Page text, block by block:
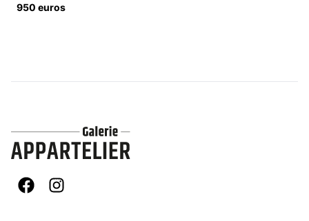
950 euros
FacebookInstagram